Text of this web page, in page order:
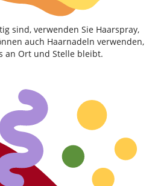
sind, verwenden Sie Haarspray,
auch Haarnadeln verwenden,
an Ort und Stelle bleibt.